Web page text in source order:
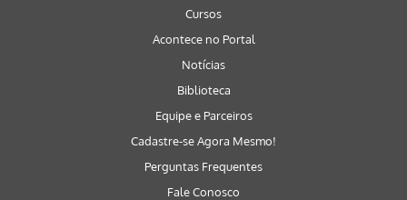
Cursos
Acontece no Portal
Notícias
Biblioteca
Equipe e Parceiros
Cadastre-se Agora Mesmo!
Perguntas Frequentes
Fale Conosco